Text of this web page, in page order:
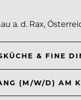
a. d. Rax,
& FINE
(M/W/D) AM